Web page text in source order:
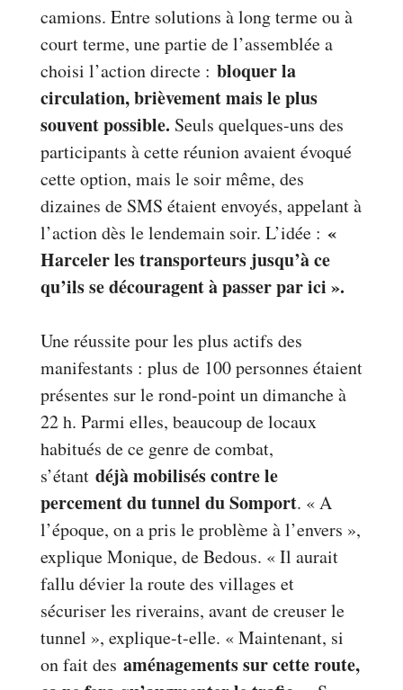
camions. Entre solutions à long terme ou à
court terme, une partie de l’assemblée a
choisi l’action directe : bloquer la
circulation, brièvement mais le plus
souvent possible. Seuls quelques-uns des
participants à cette réunion avaient évoqué
cette option, mais le soir même, des
dizaines de SMS étaient envoyés, appelant à
l’action dès le lendemain soir. L’idée : «
Harceler les transporteurs jusqu’à ce
qu’ils se découragent à passer par ici ».
Une réussite pour les plus actifs des
manifestants : plus de 100 personnes étaient
présentes sur le rond-point un dimanche à
22 h. Parmi elles, beaucoup de locaux
habitués de ce genre de combat,
s’étant déjà mobilisés contre le
percement du tunnel du Somport. « A
l’époque, on a pris le problème à l’envers »,
explique Monique, de Bedous. « Il aurait
fallu dévier la route des villages et
sécuriser les riverains, avant de creuser le
tunnel », explique-t-elle. « Maintenant, si
on fait des aménagements sur cette route,